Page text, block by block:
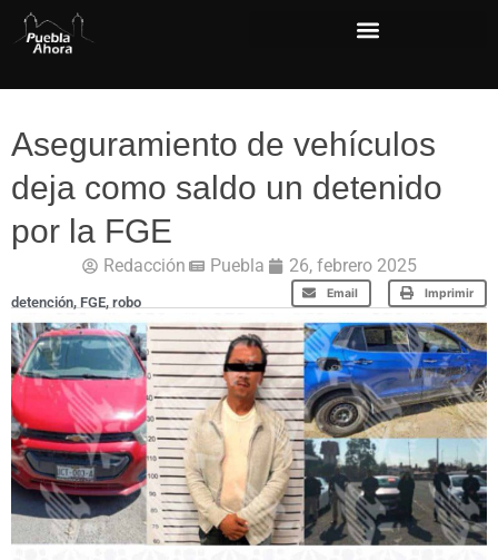
Aseguramiento de vehículos
deja como saldo un detenido
por la FGE
Redacción Puebla 26, febrero 2025
Email Imprimir
detención, FGE, robo